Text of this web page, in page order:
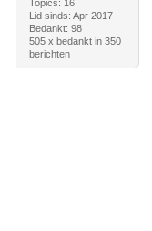
Topics: 16
Lid sinds: Apr 2017
Bedankt: 98
505 x bedankt in 350
berichten